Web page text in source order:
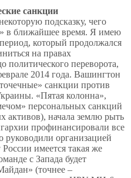
санкции
подсказку, чего
в ближайшее время. Я имею
который продолжался
на правах
политического переворота,
2014 года. Вашингтон
санкции против
«Пятая колонна»,
персональных санкций
активов), начала землю рыть
профинансировали все
организацией
имеется такая же
с Запада будет
(точнее –